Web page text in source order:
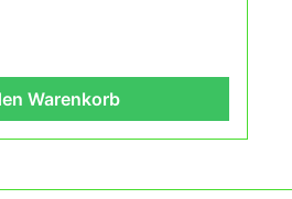
Durch unsere
wir alte und neue
an. Damit wird die
die du in deinem
Warenkorb